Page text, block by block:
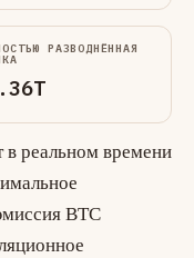
РАЗВОДНЁННАЯ
реальном времени
BTC